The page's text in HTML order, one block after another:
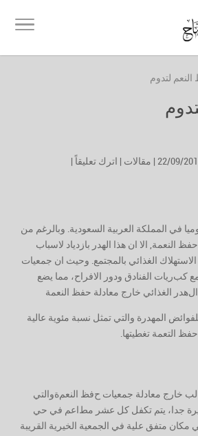
لتدوم
مقالات اترك تعليقاً
. وبالرغم من
النعمة, الا ان هذا الهدر بازدياد لاسباب
الغذائي بالمجتمع. وحيث ان جمعيات
مع كبريات الفنادق ودور الافراح، مما يضع
هدر الغذائي خارج معادلة حفظ النعمة
المهدرة والتي تمثل نسبة مئوية عالية
التعمة تغطيتها.
خارج معادلة جمعيات حفظ النعمةوالتي
جدا ، يتم تكفل كل عشر مط عم في حي
مكان متفق علية في الجمعية الخيرية القريبة